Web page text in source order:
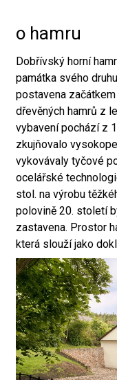
o hamru
Dobřívský horní
památka svého
postavena
dřevěných hamrů z
vybavení pochází z
zkujňovalo
vykovávaly tyčové
ocelářské
stol. na výrobu
polovině 20. století
zastavena. Prostor
která slouží jako